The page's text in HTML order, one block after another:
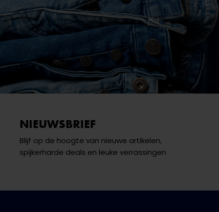
NIEUWSBRIEF
Blijf op de hoogte van nieuwe artikelen,
spijkerharde deals en leuke verrassingen